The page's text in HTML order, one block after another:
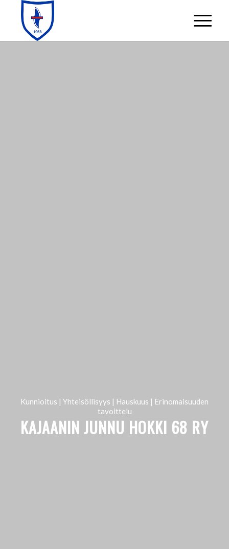
Kunnioitus | Yhteisöllisyys | Hauskuus | Erinomaisuuden
tavoittelu
KAJAANIN JUNNU HOKKI 68 RY